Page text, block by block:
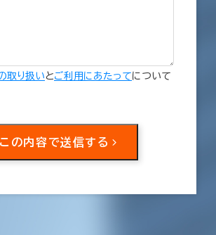
取り扱い とご利用にあたってについて
この内容で送信する